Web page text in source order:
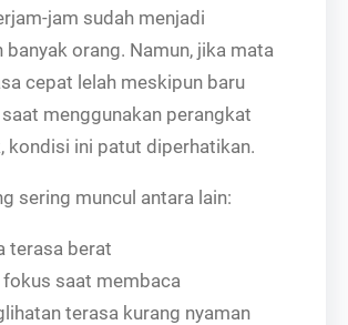
jam sudah menjadi
banyak orang. Namun, jika mata
cepat lelah meskipun baru
menggunakan perangkat
kondisi ini patut diperhatikan.
sering muncul antara lain:
terasa berat
fokus saat membaca
terasa kurang nyaman